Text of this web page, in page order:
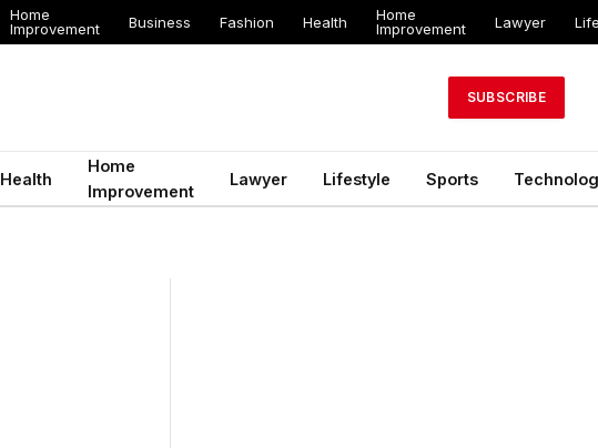
Home
Improvement
Business Fashion Health
Home
Improvement
Lawyer
SUBSCRIBE
Health
Home
Improvement
Lawyer Lifestyle Sports